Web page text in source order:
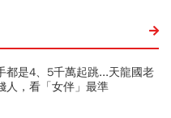
都是4、5千萬起跳...天龍國老
人，看「女伴」最準